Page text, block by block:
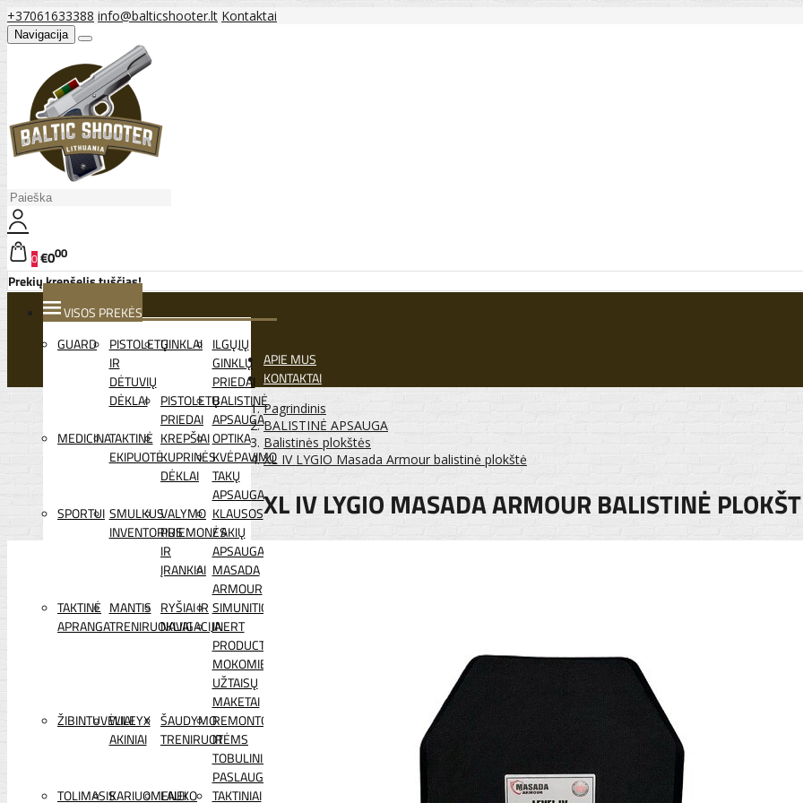
+37061633388 info@balticshooter.lt Kontaktai
Navigacija
0€000
Prekių krepšelis tuščias!
VISOS PREKĖS
GUARD
PISTOLETŲ
IR
DĖTUVIŲ
DĖKLAI
GINKLAI ILGŲJŲ
GINKLŲ
PRIEDAI
PISTOLETŲ
PRIEDAI
BALISTINĖ
APSAUGA
MEDICINATAKTINĖ
EKIPUOTĖ
KREPŠIAI
KUPRINĖS
DĖKLAI
OPTIKA
KVĖPAVIMO
TAKŲ
APSAUGA
SPORTUI SMULKUS
INVENTORIUS
VALYMO
PRIEMONĖS
IR
ĮRANKIAI
KLAUSOS
/ AKIŲ
APSAUGA
MASADA
ARMOUR
TAKTINĖ
APRANGA
MANTIS
TRENIRUOKLIAI
RYŠIAI IR
NAVIGACIJA
SIMUNITION
INERT
PRODUCTS
MOKOMIEJI
UŽTAISŲ
MAKETAI
ŽIBINTUVĖLIAI
WILEYX
AKINIAI
ŠAUDYMO
TRENIRUOTĖMS
REMONTO
IR
TOBULINIMO
PASLAUGOS
TOLIMASISKARIUOMENEI
LAUKO TAKTINIAI
APIE MUS
KONTAKTAI
Pagrindinis
BALISTINĖ APSAUGA
Balistinės plokštės
XL IV LYGIO Masada Armour balistinė plokštė
XL IV LYGIO MASADA ARMOUR BALISTINĖ